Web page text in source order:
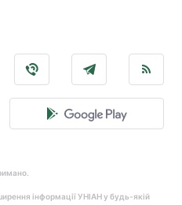
інформації УНІАН у будь-якій